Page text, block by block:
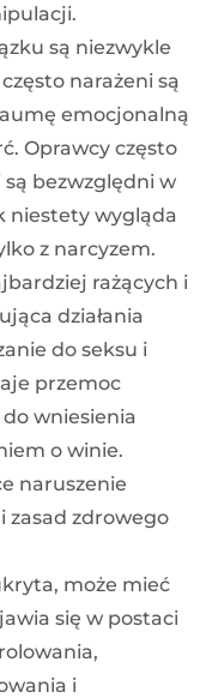
są niezwykle
narażeni są
emocjonalną
Oprawcy często
bezwzględni w
niestety wygląda
z narcyzem.
rażących i
działania
do seksu i
przemoc
wniesienia
o winie.
naruszenie
zasad zdrowego
może mieć
się w postaci
i